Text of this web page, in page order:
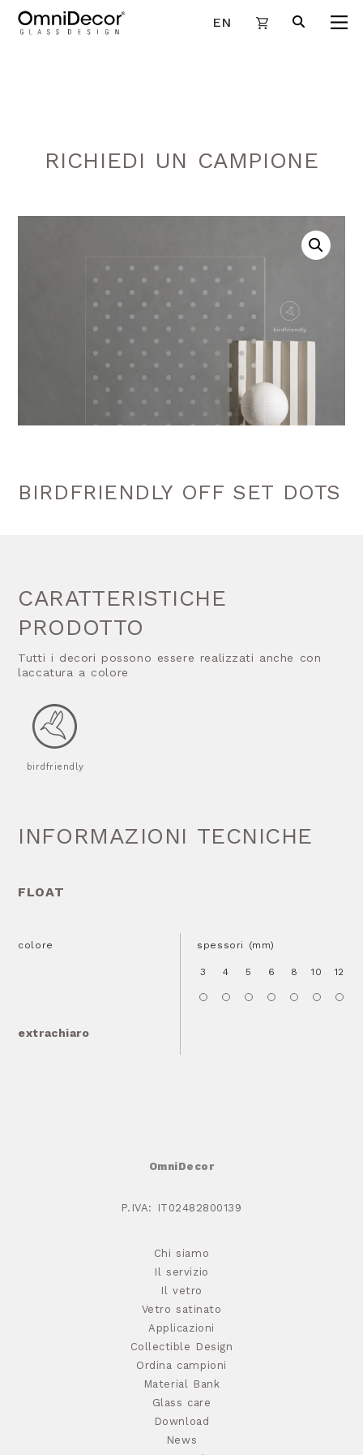
EN
RICHIEDI UN CAMPIONE
BIRDFRIENDLY OFF SET DOTS
CARATTERISTICHE
PRODOTTO
Tutti i decori possono essere realizzati anche con
laccatura a colore
birdfriendly
INFORMAZIONI TECNICHE
FLOAT
colore
extrachiaro
spessori (mm)
3 4 5 6 8 10 12
OmniDecor
P.IVA: IT02482800139
Chi siamo
Il servizio
Il vetro
Vetro satinato
Applicazioni
Collectible Design
Ordina campioni
Material Bank
Glass care
Download
News